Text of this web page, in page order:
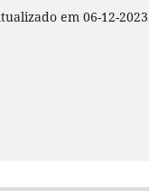
em 06-12-2023